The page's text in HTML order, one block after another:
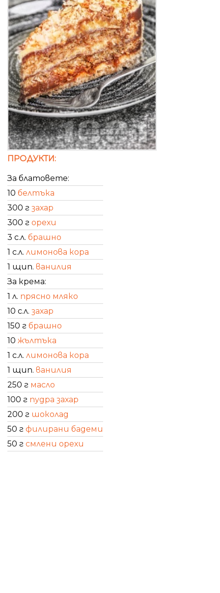
ПРОДУКТИ:
За блатовете:
10 белтъка
300 г захар
300 г орехи
3 с.л. брашно
1 с.л. лимонова кора
1 щип. ванилия
За крема:
1 л. прясно мляко
10 с.л. захар
150 г брашно
10 жълтъка
1 с.л. лимонова кора
1 щип. ванилия
250 г масло
100 г пудра захар
200 г шоколад
50 г филирани бадеми
50 г смлени орехи